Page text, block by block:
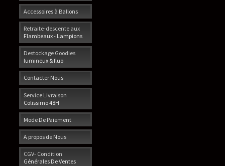
Accessoires à Ballons
Retraite-descente aux
Flambeaux - Lampions
Destockage Goodies
lumineux & fluo
Contacter Nous
Service Livraison
Colissimo 48H
Mode De Paiement
A propos de Nous
CGV- Condition
Générales De Ventes